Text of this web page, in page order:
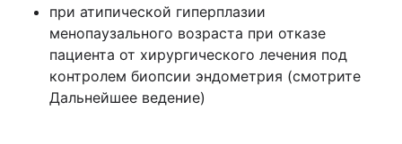
при атипической гиперплазии
менопаузального возраста при отказе
пациента от хирургического лечения под
контролем биопсии эндометрия (смотрите
Дальнейшее ведение)